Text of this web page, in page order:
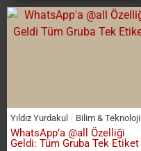
Yıldız Yurdakul Bilim & Teknoloji
WhatsApp’a @all Özelliği
Geldi: Tüm Gruba Tek Etiket